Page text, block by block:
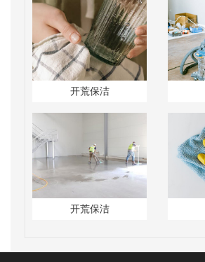
开荒保洁
开荒保洁